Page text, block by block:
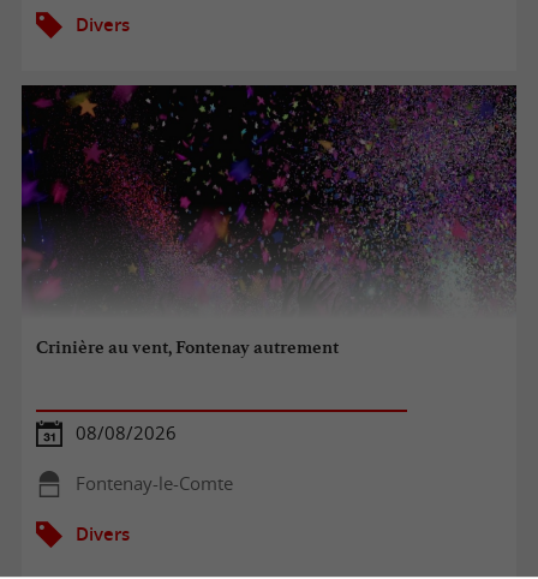
Divers
Crinière au vent, Fontenay autrement
08/08/2026
Fontenay-le-Comte
Divers